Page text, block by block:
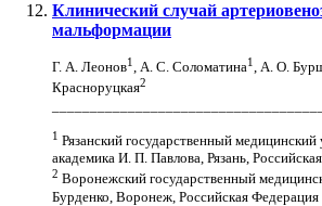
Клинический случай
мальформации
Г. А. Леонов1, А. С. Соломатина1, А. О.
Красноруцкая2
1 Рязанский государственный
академика И. П. Павлова, Рязань,
2 Воронежский государственный
Бурденко, Воронеж, Российская Федерация